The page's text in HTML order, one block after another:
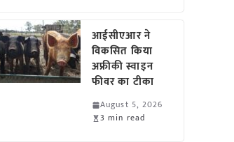
आईसीएआर ने
विकसित किया
अफ्रीकी स्वाइन
फीवर का टीका
August 5, 2026
3 min read